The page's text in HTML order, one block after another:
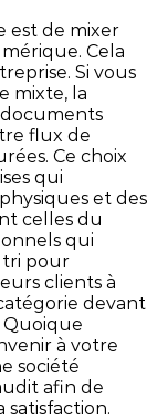
est de mixer
Cela
Si vous
mixte, la
flux de
Ce choix
qui
et des
celles du
qui
pour
clients à
devant
Quoique
à votre
société
afin de
satisfaction.